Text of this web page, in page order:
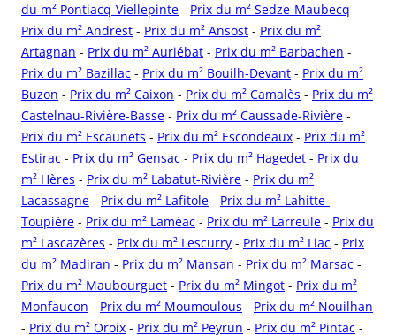
du m² Pontiacq-Viellepinte - Prix du m² Sedze-Maubecq -
Prix du m² Andrest - Prix du m² Ansost - Prix du m²
Artagnan - Prix du m² Auriébat - Prix du m² Barbachen -
Prix du m² Bazillac - Prix du m² Bouilh-Devant - Prix du m²
Buzon - Prix du m² Caixon - Prix du m² Camalès - Prix du m²
Castelnau-Rivière-Basse - Prix du m² Caussade-Rivière -
Prix du m² Escaunets - Prix du m² Escondeaux - Prix du m²
Estirac - Prix du m² Gensac - Prix du m² Hagedet - Prix du
m² Hères - Prix du m² Labatut-Rivière - Prix du m²
Lacassagne - Prix du m² Lafitole - Prix du m² Lahitte-
Toupière - Prix du m² Laméac - Prix du m² Larreule - Prix du
m² Lascazères - Prix du m² Lescurry - Prix du m² Liac - Prix
du m² Madiran - Prix du m² Mansan - Prix du m² Marsac -
Prix du m² Maubourguet - Prix du m² Mingot - Prix du m²
Monfaucon - Prix du m² Moumoulous - Prix du m² Nouilhan
- Prix du m² Oroix - Prix du m² Peyrun - Prix du m² Pintac -